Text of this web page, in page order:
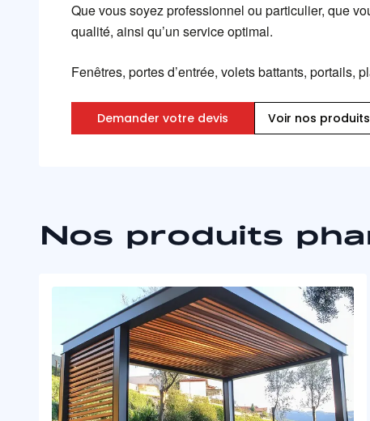
Que vous soyez professionnel ou particulier, que
qualité, ainsi qu’un service optimal.
Fenêtres, portes d’entrée, volets battants,
Demander votre devis Voir nos produits
Nos produits